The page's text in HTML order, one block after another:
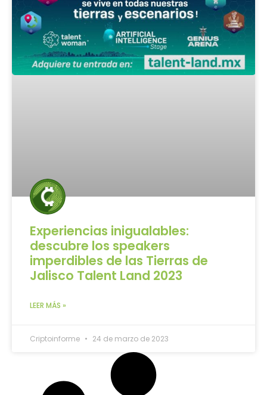
Experiencias inigualables:
descubre los speakers
imperdibles de las Tierras de
Jalisco Talent Land 2023
LEER MÁS »
Criptoinforme 24 de marzo de 2023